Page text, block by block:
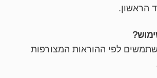
הראשון.
לפי ההוראות המצורפות